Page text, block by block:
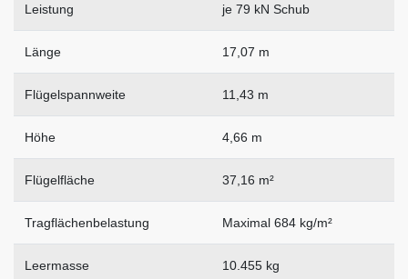
Leistung je 79 kN Schub
Länge 17,07 m
Flügelspannweite 11,43 m
Höhe 4,66 m
Flügelfläche 37,16 m²
Tragflächenbelastung Maximal 684 kg/m²
Leermasse 10.455 kg